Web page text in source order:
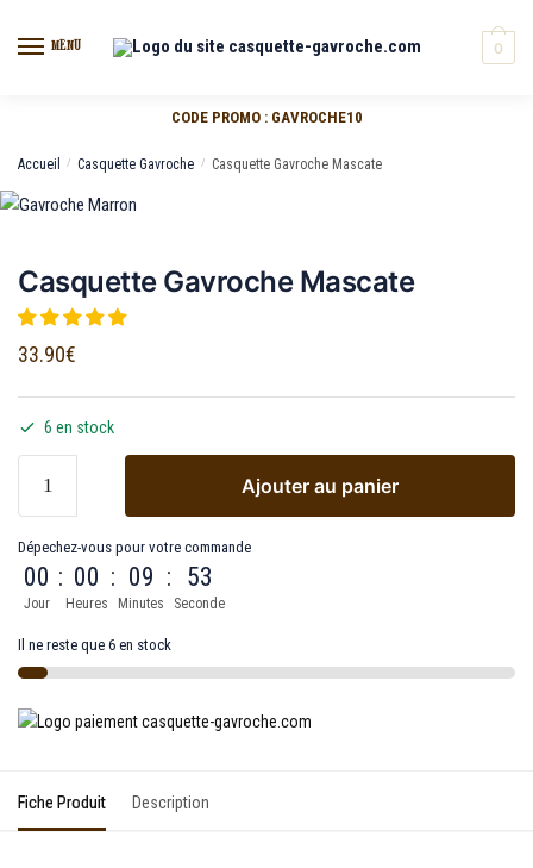
MENU 0
CODE PROMO : GAVROCHE10
Accueil / Casquette Gavroche / Casquette Gavroche Mascate
Casquette Gavroche Mascate
33.90€
6 en stock
Ajouter au panier
Dépechez-vous pour votre commande
00
Jour
: 00
Heures
: 09
Minutes
: 53
Seconde
Il ne reste que 6 en stock
Fiche Produit Description